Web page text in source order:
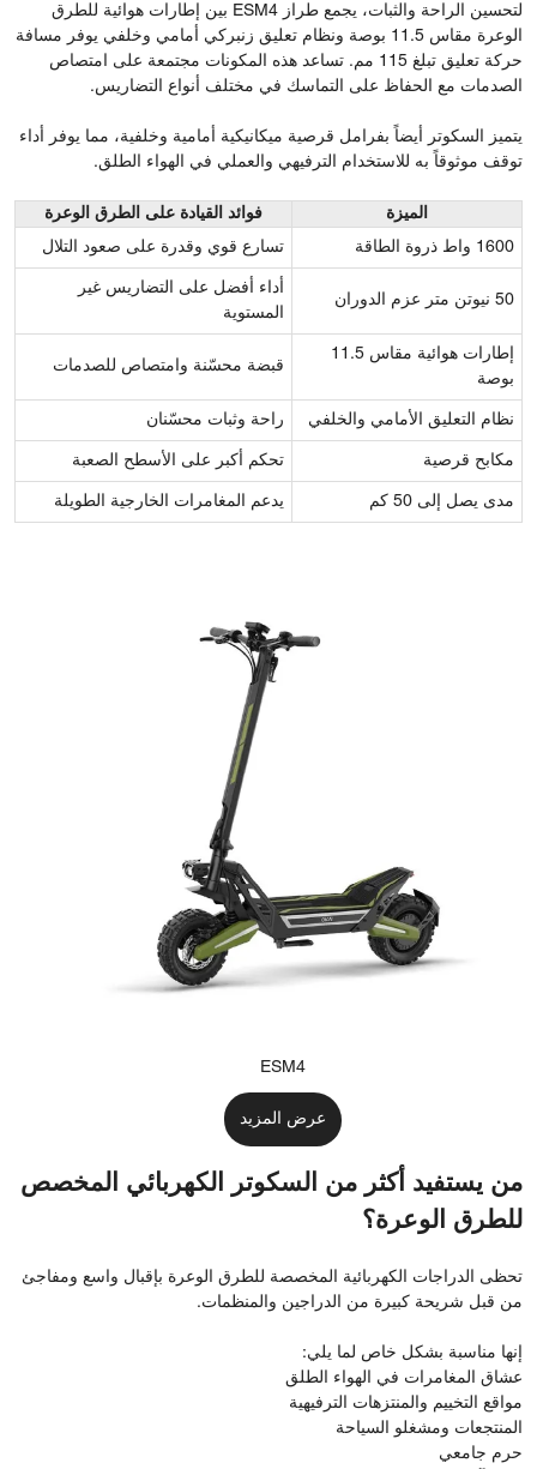
لتحسين الراحة والثبات، يجمع طراز ESM4 بين إطارات هوائية للطرق
الوعرة مقاس 11.5 بوصة ونظام تعليق زنبركي أمامي وخلفي يوفر مسافة
حركة تعليق تبلغ 115 مم. تساعد هذه المكونات مجتمعة على امتصاص
الصدمات مع الحفاظ على التماسك في مختلف أنواع التضاريس.
يتميز السكوتر أيضاً بفرامل قرصية ميكانيكية أمامية وخلفية، مما يوفر أداء
توقف موثوقاً به للاستخدام الترفيهي والعملي في الهواء الطلق.
الميزة فوائد القيادة على الطرق الوعرة
1600 واط ذروة الطاقة تسارع قوي وقدرة على صعود التلال
50 نيوتن متر عزم الدوران
أداء أفضل على التضاريس غير
المستوية
إطارات هوائية مقاس 11.5
بوصة
قبضة محسّنة وامتصاص للصدمات
نظام التعليق الأمامي والخلفي راحة وثبات محسّنان
مكابح قرصية تحكم أكبر على الأسطح الصعبة
مدى يصل إلى 50 كم يدعم المغامرات الخارجية الطويلة
ESM4
عرض المزيد
من يستفيد أكثر من السكوتر الكهربائي المخصص
للطرق الوعرة؟
تحظى الدراجات الكهربائية المخصصة للطرق الوعرة بإقبال واسع ومفاجئ
من قبل شريحة كبيرة من الدراجين والمنظمات.
إنها مناسبة بشكل خاص لما يلي:
عشاق المغامرات في الهواء الطلق
مواقع التخييم والمنتزهات الترفيهية
المنتجعات ومشغلو السياحة
حرم جامعي